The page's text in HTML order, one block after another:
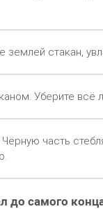
стакан,
Уберите всё
часть
до самого